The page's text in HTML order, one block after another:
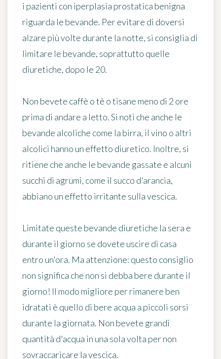
i pazienti con iperplasia prostatica benigna
riguarda le bevande. Per evitare di doversi
alzare più volte durante la notte, si consiglia di
limitare le bevande, soprattutto quelle
diuretiche, dopo le 20.
Non bevete caffè o tè o tisane meno di 2 ore
prima di andare a letto. Si noti che anche le
bevande alcoliche come la birra, il vino o altri
alcolici hanno un effetto diuretico. Inoltre, si
ritiene che anche le bevande gassate e alcuni
succhi di agrumi, come il succo d'arancia,
abbiano un effetto irritante sulla vescica.
Limitate queste bevande diuretiche la sera e
durante il giorno se dovete uscire di casa
entro un'ora. Ma attenzione: questo consiglio
non significa che non si debba bere durante il
giorno! Il modo migliore per rimanere ben
idratati è quello di bere acqua a piccoli sorsi
durante la giornata. Non bevete grandi
quantità d'acqua in una sola volta per non
sovraccaricare la vescica.